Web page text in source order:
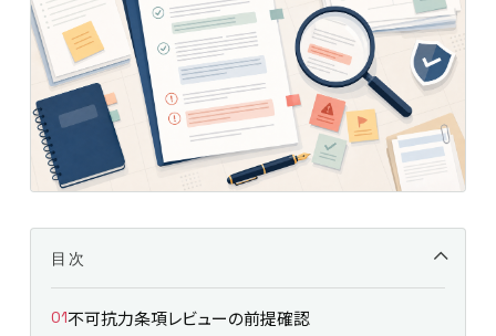
目次
不可抗力条項レビューの前提確認